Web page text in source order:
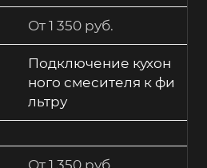
От 1 350 руб.
Подключение кухон
ного смесителя к фи
льтру